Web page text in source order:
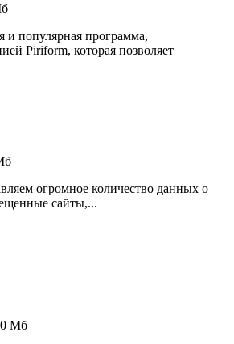
и популярная программа,
Piriform, которая позволяет
огромное количество данных о
сайты,...
Мб